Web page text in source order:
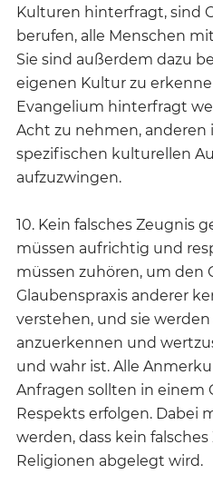
Kulturen hinterfragt, sind
berufen, alle Menschen
Sie sind außerdem dazu
eigenen Kultur zu
Evangelium hinterfragt
Acht zu nehmen, anderen
spezifischen kulturellen
aufzuzwingen.
10. Kein falsches Zeugnis
müssen aufrichtig und
müssen zuhören, um den
Glaubenspraxis anderer
verstehen, und sie
anzuerkennen und
und wahr ist. Alle
Anfragen sollten in einem
Respekts erfolgen. Dabei
werden, dass kein
Religionen abgelegt wird.